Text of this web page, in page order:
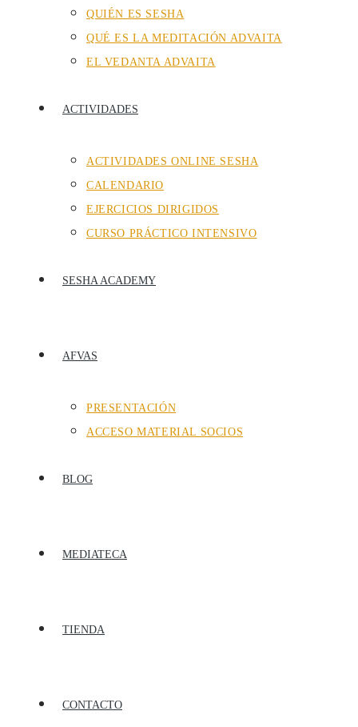
QUIÉN ES SESHA
QUÉ ES LA MEDITACIÓN ADVAITA
EL VEDANTA ADVAITA
ACTIVIDADES
ACTIVIDADES ONLINE SESHA
CALENDARIO
EJERCICIOS DIRIGIDOS
CURSO PRÁCTICO INTENSIVO
SESHA ACADEMY
AFVAS
PRESENTACIÓN
ACCESO MATERIAL SOCIOS
BLOG
MEDIATECA
TIENDA
CONTACTO